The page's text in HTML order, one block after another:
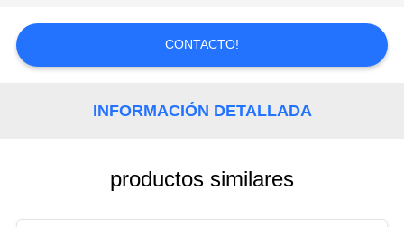
UNA
CITA
CONTACTO!
INFORMACIÓN DETALLADA
productos similares